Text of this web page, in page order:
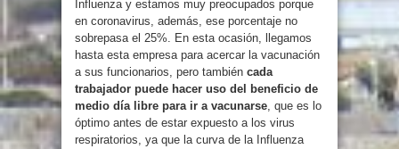
Influenza y estamos muy preocupados porque
en coronavirus, además, ese porcentaje no
sobrepasa el 25%. En esta ocasión, llegamos
hasta esta empresa para acercar la vacunación
a sus funcionarios, pero también cada
trabajador puede hacer uso del beneficio de
medio día libre para ir a vacunarse, que es lo
óptimo antes de estar expuesto a los virus
respiratorios, ya que la curva de la Influenza